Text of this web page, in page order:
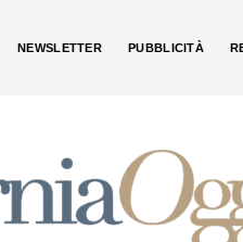
NEWSLETTER PUBBLICITÀ